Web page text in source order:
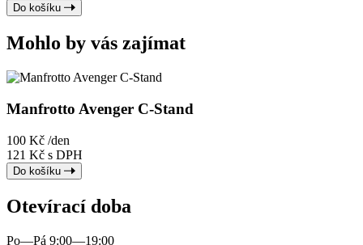
Do košíku
Mohlo by vás zajímat
Manfrotto Avenger C-Stand
100 Kč /den
121 Kč s DPH
Do košíku
Otevírací doba
Po—Pá 9:00—19:00